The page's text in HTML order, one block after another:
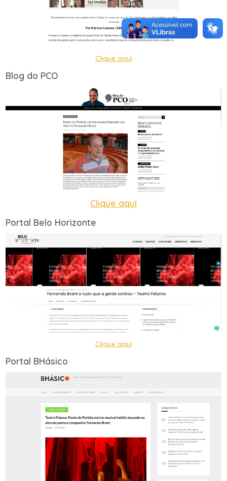
Clique aqui
Blog do PCO
Clique aqui
Portal Belo Horizonte
Clique aqui
Portal BHásico